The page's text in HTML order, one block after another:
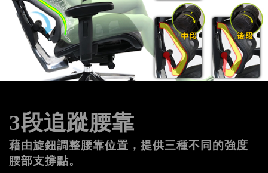
3段追蹤腰靠
藉由旋鈕調整腰靠位置，提供三種不同的強度
腰部支撐點。